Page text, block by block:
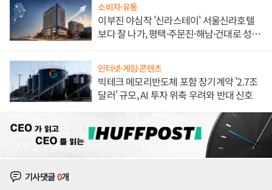
소비자·유통
이부진 야심작 '신라스테이' 서울신라호텔
보다 잘 나가, 평택·주문진·해남·건대로 성
인터넷·게임·콘텐츠
빅테크 메모리반도체 포함 장기계약 '2.7조
달러' 규모, AI 투자 위축 우려와 반대 신호
기사댓글0개